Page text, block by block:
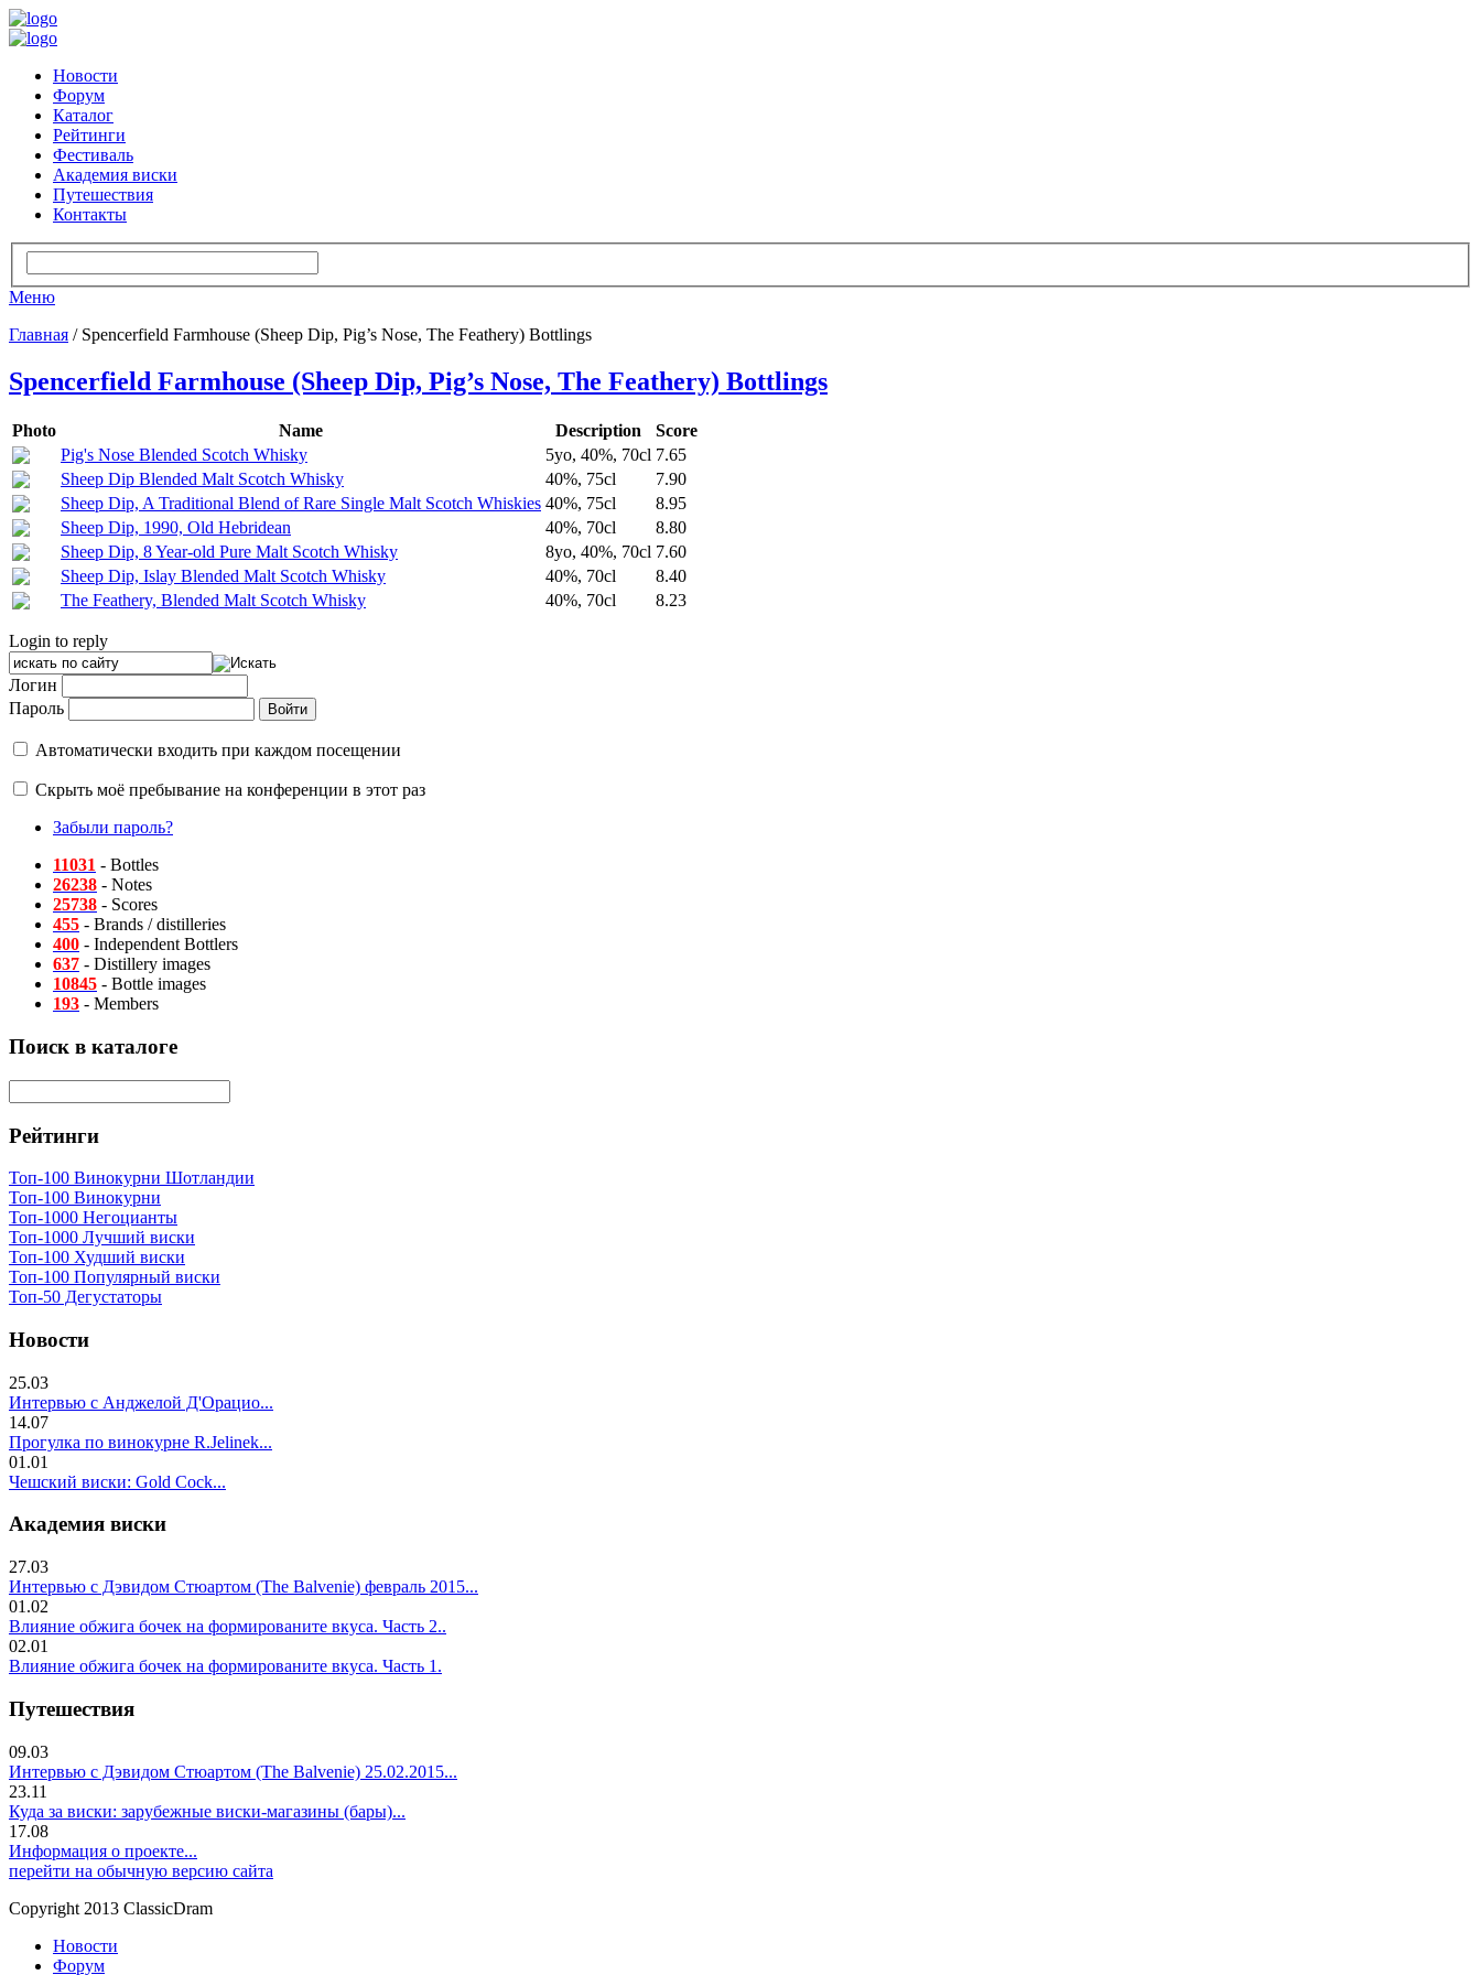
Новости
Форум
Каталог
Рейтинги
Фестиваль
Академия виски
Путешествия
Контакты
Меню
Главная / Spencerfield Farmhouse (Sheep Dip, Pig’s Nose, The Feathery) Bottlings
Spencerfield Farmhouse (Sheep Dip, Pig’s Nose, The Feathery) Bottlings
Photo Name Description
Score
Pig's Nose Blended Scotch Whisky
5yo, 40%, 70cl 7.65
Sheep Dip Blended Malt Scotch Whisky
40%, 75cl
7.90
Sheep Dip, A Traditional Blend of Rare Single Malt Scotch Whiskies 40%, 75cl
8.95
Sheep Dip, 1990, Old Hebridean
40%, 70cl
8.80
Sheep Dip, 8 Year-old Pure Malt Scotch Whisky
8yo, 40%, 70cl 7.60
Sheep Dip, Islay Blended Malt Scotch Whisky
40%, 70cl
8.40
The Feathery, Blended Malt Scotch Whisky
40%, 70cl 8.23
Login to reply
Логин
Пароль
Автоматически входить при каждом посещении
Скрыть моё пребывание на конференции в этот раз
Забыли пароль?
11031 - Bottles
26238 - Notes
25738 - Scores
455 - Brands / distilleries
400 - Independent Bottlers
637 - Distillery images
10845 - Bottle images
193 - Members
Поиск в каталоге
Рейтинги
Топ-100 Винокурни Шотландии
Топ-100 Винокурни
Топ-1000 Негоцианты
Топ-1000 Лучший виски
Топ-100 Худший виски
Топ-100 Популярный виски
Топ-50 Дегустаторы
Новости
25.03
Интервью с Анджелой Д'Орацио...
14.07
Прогулка по винокурне R.Jelinek...
01.01
Чешский виски: Gold Cock...
Академия виски
27.03
Интервью с Дэвидом Стюартом (The Balvenie) февраль 2015...
01.02
Влияние обжига бочек на формированите вкуса. Часть 2..
02.01
Влияние обжига бочек на формированите вкуса. Часть 1.
Путешествия
09.03
Интервью с Дэвидом Стюартом (The Balvenie) 25.02.2015...
23.11
Куда за виски: зарубежные виски-магазины (бары)...
17.08
Информация о проекте...
перейти на обычную версию сайта
Copyright 2013 ClassicDram
Новости
Форум